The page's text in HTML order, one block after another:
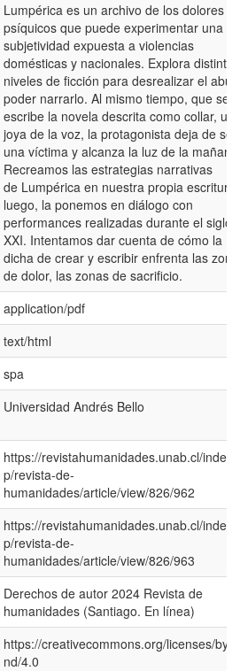
Lumpérica es un archivo de los dolores
psíquicos que puede experimentar una
subjetividad expuesta a violencias
domésticas y nacionales. Explora distintos
niveles de ficción para desrealizar el
poder narrarlo. Al mismo tiempo, que se
escribe la novela descrita como collar,
joya de la voz, la protagonista deja de ser
una víctima y alcanza la luz de la
Recreamos las estrategias narrativas
de Lumpérica en nuestra propia escritura
luego, la ponemos en diálogo con
performances realizadas durante el siglo
XXI. Intentamos dar cuenta de cómo la
dicha de crear y escribir enfrenta las
de dolor, las zonas de sacrificio.
application/pdf
text/html
spa
Universidad Andrés Bello
https://revistahumanidades.unab.cl/
p/revista-de-
humanidades/article/view/826/962
https://revistahumanidades.unab.cl/
p/revista-de-
humanidades/article/view/826/963
Derechos de autor 2024 Revista de
humanidades (Santiago. En línea)
https://creativecommons.org/licenses/by-
nd/4.0